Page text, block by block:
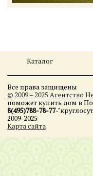
Каталог
Все права защищены
© 2009 – 2025
поможет купить дом в
8(495)788-78-77-
2009-2025
Карта сайта